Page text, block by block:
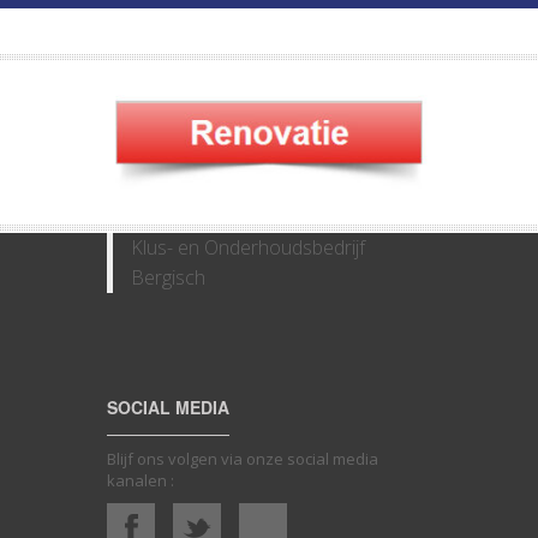
Klus- en Onderhoudsbedrijf
Bergisch
SOCIAL MEDIA
Blijf ons volgen via onze social media
kanalen :